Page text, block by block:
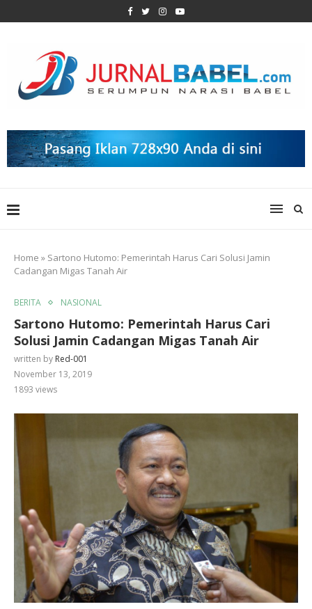
Home » Sartono Hutomo: Pemerintah Harus Cari Solusi Jamin
Cadangan Migas Tanah Air
BERITA NASIONAL
Sartono Hutomo: Pemerintah Harus Cari
Solusi Jamin Cadangan Migas Tanah Air
written by Red-001
November 13, 2019
1893 views